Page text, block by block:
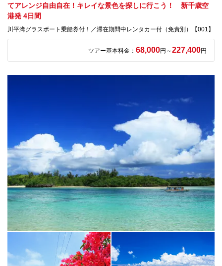
てアレンジ自由自在！キレイな景色を探しに行こう！ 新千歳空
港発 4日間
川平湾グラスボート乗船券付！／滞在期間中レンタカー付（免責別）【001】
ツアー基本料金： 68,000円～227,400円